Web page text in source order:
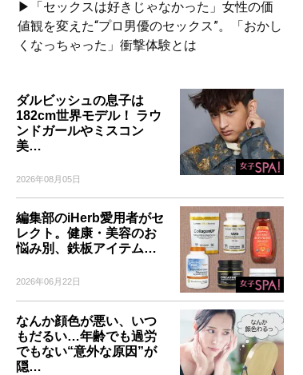
2ちゃんねる創設者・ひろゆ
き氏の新刊は“教育＆子育て
贈に充てられます。
▶「セックスは好きじゃなかった」女性の価
値観を変えた“プロ男優のセックス”。「おかし
くなっちゃった」衝撃体験とは
ダルビッシュの息子は
182cm世界モデル！ ラウ
ンドガールやミスコン
美…
2026年08月05日
編集部のiHerb愛用者がセ
レクト。健康・美容のお
悩み別、鉄板アイテム…
2026年06月22日
なんか顔色が悪い、いつ
もだるい…年齢でも過労
でもない“意外な原因”が
隠…